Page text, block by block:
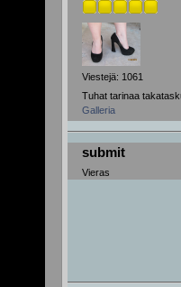
Viestejä: 1061
Tuhat tarinaa
Galleria
submit
Vieras